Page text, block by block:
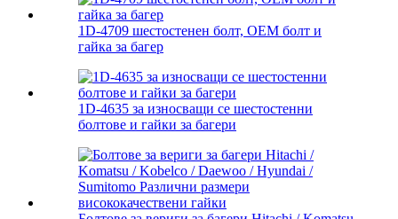
1D-4709 шестостенен болт, OEM болт и
гайка за багер
1D-4635 за износващи се шестостенни
болтове и гайки за багери